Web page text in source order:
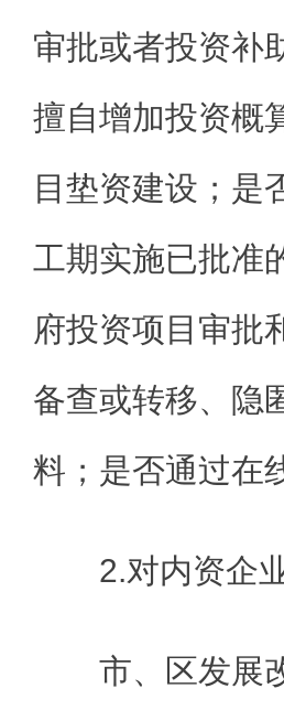
审批或者投资补
擅自增加投资概
目垫资建设；是
工期实施已批准
府投资项目审批
备查或转移、隐
料；是否通过在
2.对内资企
市、区发展